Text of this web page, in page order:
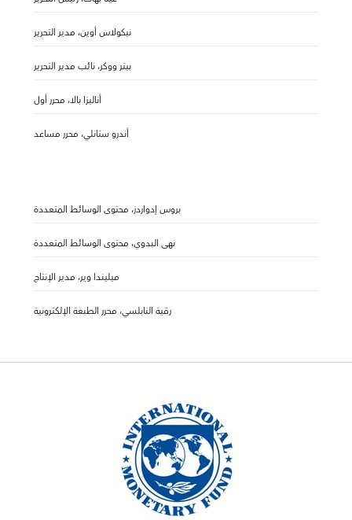
نيكولاس أوين، مدير التحرير
بيتر ووكر، نائب مدير التحرير
أناليزا بالا، محرر أول
أندرو ستانلي، محرر مساعد
بروس إدواردز، محتوى الوسائط المتعددة
نهى البدوي، محتوى الوسائط المتعددة
ميليندا وير، مدير الإنتاج
رقية النابلسي، محرر الطبعة الإلكترونية